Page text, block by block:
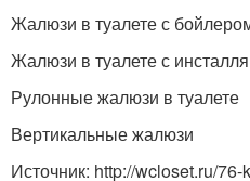
Жалюзи в туалете с
Жалюзи в туалете с
Рулонные жалюзи в туалете
Вертикальные жалюзи
Источник: http://wcloset.ru/